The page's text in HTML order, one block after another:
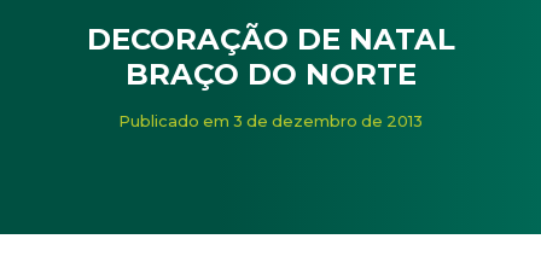
DECORAÇÃO DE NATAL
BRAÇO DO NORTE
Noticias / DECORAÇÃO DE NATAL BRAÇO DO
Publicado em 3 de dezembro de 2013